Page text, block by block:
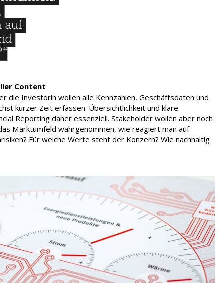
Content
die Investorin wollen alle Kennzahlen, Geschäftsdaten und
kurzer Zeit erfassen. Übersichtlichkeit und klare
Reporting daher essenziell. Stakeholder wollen aber noch
Marktumfeld wahrgenommen, wie reagiert man auf
Für welche Werte steht der Konzern? Wie nachhaltig